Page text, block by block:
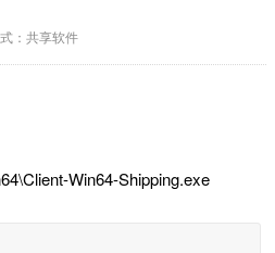
：共享软件
Win64-Shipping.exe